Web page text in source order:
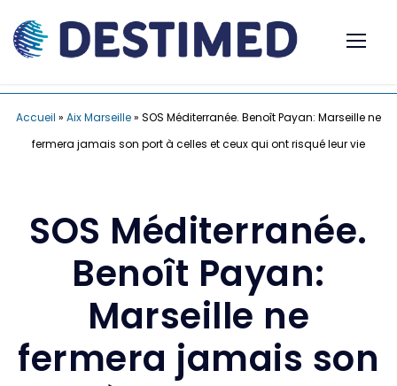
Accueil » Aix Marseille» SOS Méditerranée. Benoît Payan: Marseille ne
fermera jamais son port à celles et ceux qui ont risqué leur vie
SOS Méditerranée.
Benoît Payan:
Marseille ne
fermera jamais son